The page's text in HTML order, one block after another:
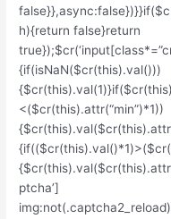
h){return false}return
{if(isNaN($cr(this).val()))
<($cr(this).attr(“min”)*1))
ptcha’]